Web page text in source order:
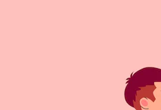
создания
ИИ-помощник
Генератор